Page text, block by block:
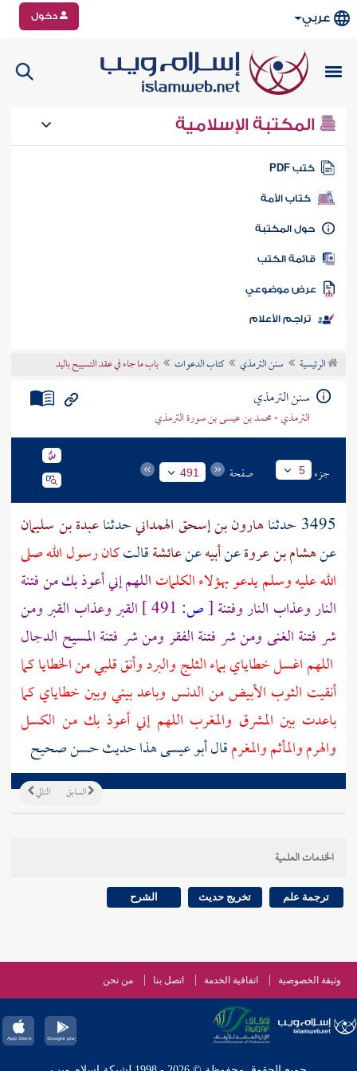
عربي دخول
المكتبة الإسلامية
كتب PDF
كتاب الأمة
المكتبة
الكتب
موضوعي
تراجم الأعلام
الرئيسية سنن الترمذي كتاب الدعوات باب ما جاء في عقد التسبيح باليد
سنن الترمذي
الترمذي - محمد بن عيسى بن سورة الترمذي
جزء 5 صفحة 491
3495 حدثنا هارون بن إسحق الهمدانيحدثناعبدة بن سليمان
عنهشام بن عروةعنأبيهعنعائشةقالتكان رسول الله صلى
الله عليه وسلم يدعو بهؤلاء الكلماتاللهم إني أعوذ بك من فتنة
النار وعذاب النار وفتنة[ص:
القبر وعذاب القبر ومن
شر فتنة الغنى ومن شر فتنة الفقر ومن شر فتنةالمسيح الدجال
اللهم اغسل خطاياي بماء الثلج والبرد وأنق قلبي من الخطايا كما
أنقيت الثوب الأبيض من الدنس وباعد بيني وبين خطاياي كما
باعدت بين المشرق والمغرب اللهم إني أعوذ بك من الكسل
والهرم والمأثم والمغرمقال أبو عيسى هذا حديث حسن صحيح
التالي السابق
الخدمات العلمية
ترجمة علم تخريج حديث الشرح
وثيقة الخصوصية اتفاقية الخدمة اتصل بنا من نحن